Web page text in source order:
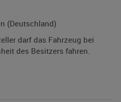
(Deutschland)
darf das Fahrzeug bei
des Besitzers fahren.